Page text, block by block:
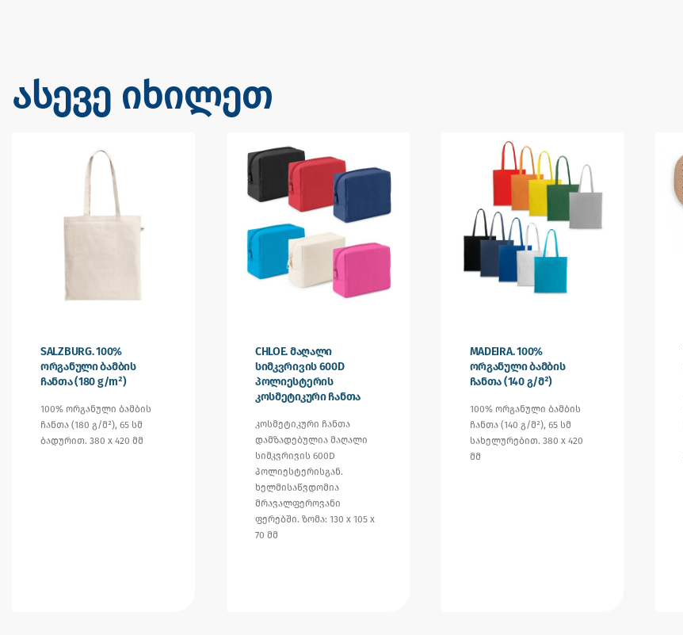
ასევე იხილეთ
SALZBURG. 100%
ორგანული ბამბის
ჩანთა (180 g/m²)
100% ორგანული ბამბის
ჩანთა (180 გ/მ²), 65 სმ
ბადურით. 380 x 420 მმ
CHLOE. მაღალი
სიმკვრივის 600D
პოლიესტერის
კოსმეტიკური ჩანთა
კოსმეტიკური ჩანთა
დამზადებულია მაღალი
სიმკვრივის 600D
პოლიესტერისგან.
ხელმისაწვდომია
მრავალფეროვანი
ფერებში. ზომა: 130 x 105 x
70 მმ
MADEIRA. 100%
ორგანული ბამბის
ჩანთა (140 გ/მ²)
100% ორგანული ბამბის
ჩანთა (140 გ/მ²), 65 სმ
სახელურებით. 380 x 420
მმ